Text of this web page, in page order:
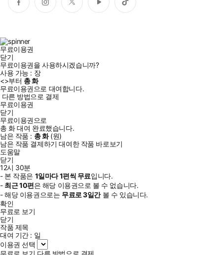
페
이
인
스
트
위
유
튜
틱
톡
무료이용권
닫기
무료이용권을 사용하시겠습니까?
사용 가능 : 장
<>부터 총화
무료이용권으로 대여합니다.
다른 방법으로 결제
무료이용권
닫기
무료이용권으로
총 화대여 완료했습니다.
남은 작품 : 총화(원)
남은 작품 결제하기 대여한 작품 바로보기
도움말
닫기
12시 30분
- 본 작품은 1일마다1편씩 무료입니다.
- 최근10편은 해당 이용권으로 볼 수 없습니다.
- 해당 이용권으로는 무료로3일간볼 수 있습니다.
확인
무료로 보기
닫기
작품 제목
대여 기간 : 일
이용권 선택
무료로 보기 다른 방법으로 결제